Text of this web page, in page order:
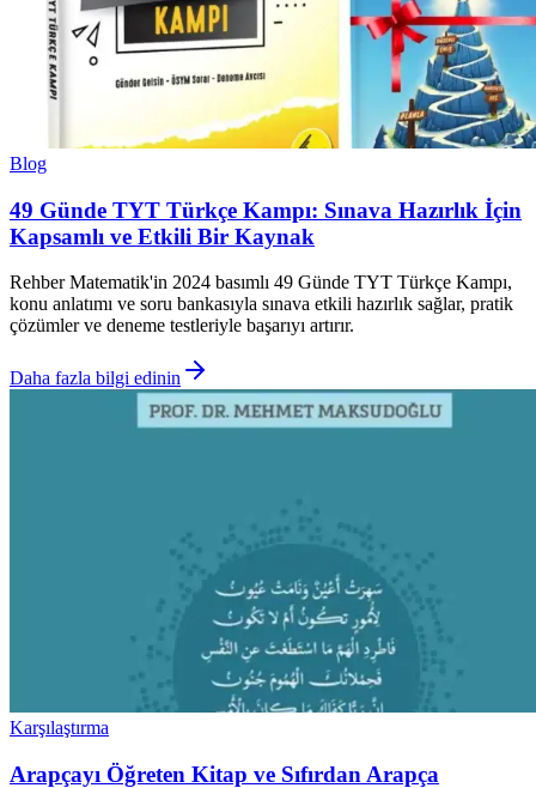
Blog
49 Günde TYT Türkçe Kampı: Sınava Hazırlık İçin
Kapsamlı ve Etkili Bir Kaynak
Rehber Matematik'in 2024 basımlı 49 Günde TYT Türkçe Kampı,
konu anlatımı ve soru bankasıyla sınava etkili hazırlık sağlar, pratik
çözümler ve deneme testleriyle başarıyı artırır.
Daha fazla bilgi edinin
Karşılaştırma
Arapçayı Öğreten Kitap ve Sıfırdan Arapça